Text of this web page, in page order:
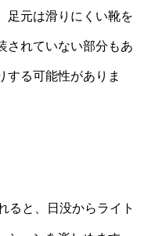
足元は滑りにくい靴を
されていない部分もあ
する可能性がありま
ると、日没からライト